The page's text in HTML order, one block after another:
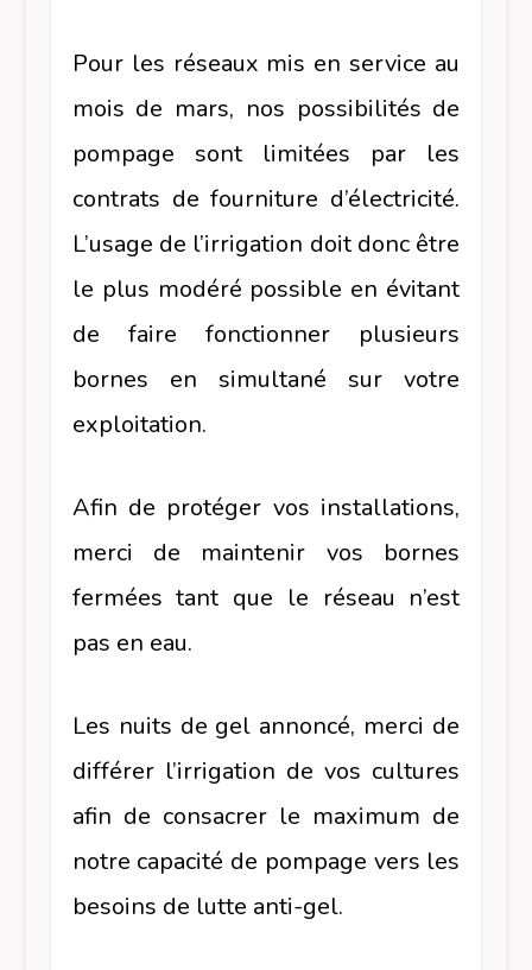
Pour les réseaux mis en service au
mois de mars, nos possibilités de
pompage sont limitées par les
contrats de fourniture d’électricité.
L’usage de l’irrigation doit donc être
le plus modéré possible en évitant
de faire fonctionner plusieurs
bornes en simultané sur votre
exploitation.
Afin de protéger vos installations,
merci de maintenir vos bornes
fermées tant que le réseau n’est
pas en eau.
Les nuits de gel annoncé, merci de
différer l’irrigation de vos cultures
afin de consacrer le maximum de
notre capacité de pompage vers les
besoins de lutte anti-gel.